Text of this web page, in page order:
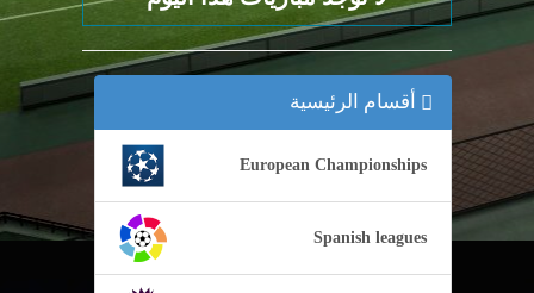
أقسام الرئيسية
European Championships
Spanish leagues